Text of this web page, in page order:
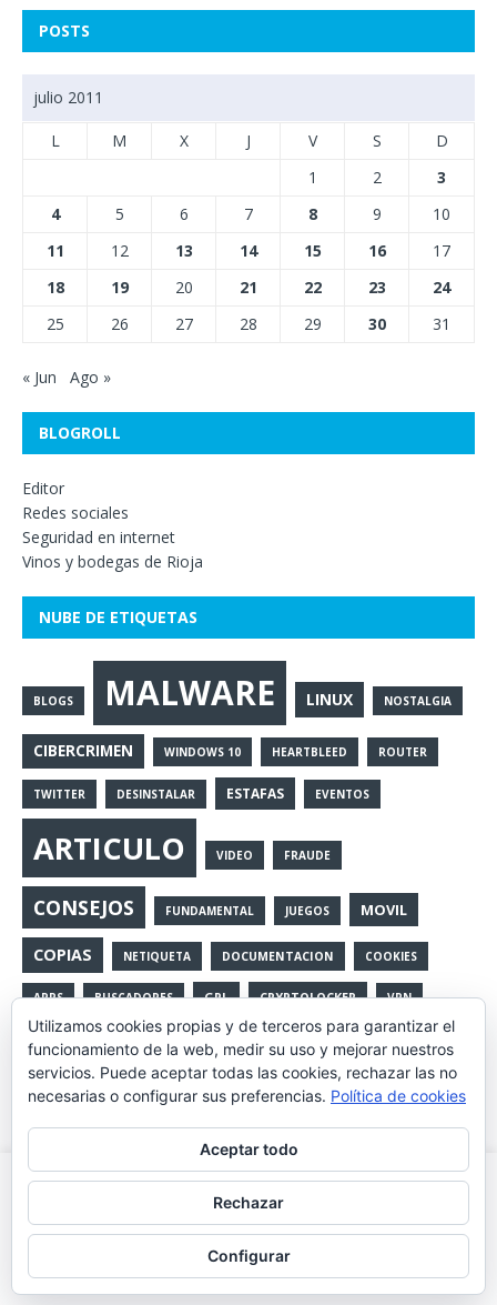
POSTS
julio 2011
L M X J V S
D
1
2
3
4
5 6 7 8 9
10
11
12 13 14 15 16
17
18
19 20 21 22 23
24
25
26 27 28 29 30 31
« Jun Ago »
BLOGROLL
Editor
Redes sociales
Seguridad en internet
Vinos y bodegas de Rioja
NUBE DE ETIQUETAS
BLOGS MALWARE LINUX NOSTALGIA
CIBERCRIMEN WINDOWS 10 HEARTBLEED ROUTER
TWITTER DESINSTALAR ESTAFAS EVENTOS
ARTICULO VIDEO FRAUDE
CONSEJOS FUNDAMENTAL JUEGOS MOVIL
COPIAS NETIQUETA DOCUMENTACION COOKIES
APPS BUSCADORES GPL CRYPTOLOCKER VPN
GENERAL PHISING SPAM NOTICIAS
GOOGLE CHROME COPIAS DE SEGURIDAD VIRUS IFTTT
CURSOS NOVEDADES CENSURA FERIA 23F
TIMOS
Copyright © 2026 | Tema para WordPress deMH Themes
Utilizamos cookies propias y de terceros para mejorar la
experiencia de navegación, y ofrecer contenidos y publicidad
de interés. Al continuar con la navegación entendemos que se
acepta nuestra política de cookies.
Aceptar Leer más
Utilizamos cookies propias y de terceros para garantizar el
funcionamiento de la web, medir su uso y mejorar nuestros
servicios. Puede aceptar todas las cookies, rechazar las no
necesarias o configurar sus preferencias. Política de cookies
Aceptar todo
Rechazar
Configurar